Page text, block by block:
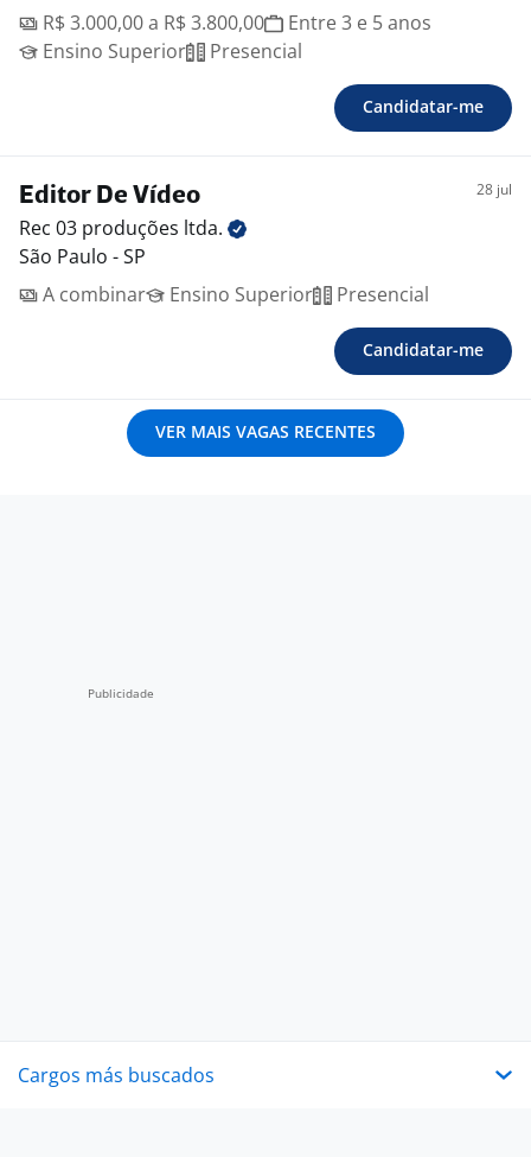
R$ 3.000,00 a R$ 3.800,00
Entre 3 e 5 anos
Ensino Superior
Presencial
Candidatar-me
Editor De Vídeo 28 jul
Rec 03 produções ltda.
São Paulo - SP
A combinar
Ensino Superior Presencial
Candidatar-me
VER MAIS VAGAS RECENTES
Cargos más buscados